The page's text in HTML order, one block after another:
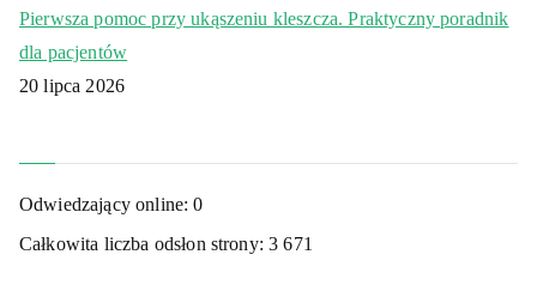
Pierwsza pomoc przy ukąszeniu kleszcza. Praktyczny poradnik
dla pacjentów
20 lipca 2026
Odwiedzający online:0
Całkowita liczba odsłon strony:3 671